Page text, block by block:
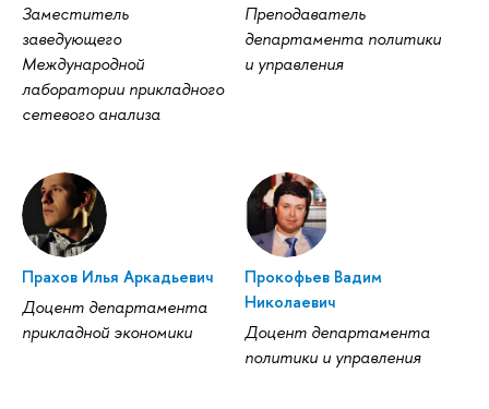
Заместитель
заведующего
Международной
лаборатории прикладного
сетевого анализа
Преподаватель
департамента политики
и управления
Прахов Илья Аркадьевич
Доцент департамента
прикладной экономики
Прокофьев Вадим
Николаевич
Доцент департамента
политики и управления